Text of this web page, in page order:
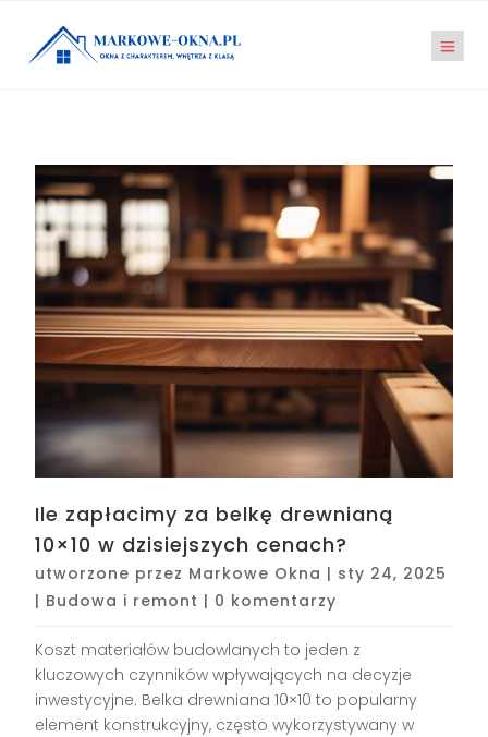
Ile zapłacimy za belkę drewnianą
10×10 w dzisiejszych cenach?
utworzone przez Markowe Okna | sty 24, 2025
| Budowa i remont | 0 komentarzy
Koszt materiałów budowlanych to jeden z
kluczowych czynników wpływających na decyzje
inwestycyjne. Belka drewniana 10×10 to popularny
element konstrukcyjny, często wykorzystywany w